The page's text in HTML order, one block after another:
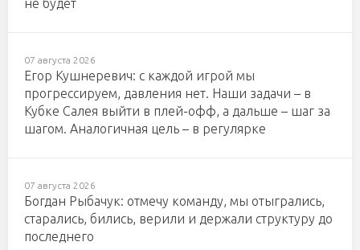
не будет
07 августа 2026
Егор Кушнеревич: с каждой игрой мы
прогрессируем, давления нет. Наши задачи – в
Кубке Салея выйти в плей-офф, а дальше – шаг за
шагом. Аналогичная цель – в регулярке
07 августа 2026
Богдан Рыбачук: отмечу команду, мы отыгрались,
старались, бились, верили и держали структуру до
последнего